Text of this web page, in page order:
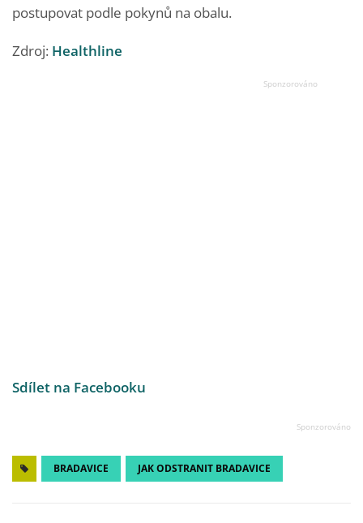
postupovat podle pokynů na obalu.
Zdroj: Healthline
Sdílet na Facebooku
BRADAVICE JAK ODSTRANIT BRADAVICE